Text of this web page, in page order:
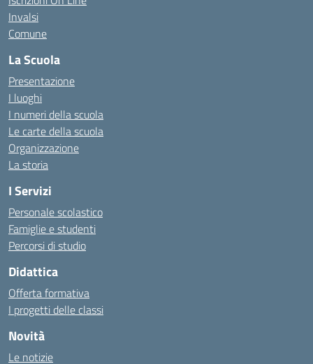
Invalsi
Comune
La Scuola
Presentazione
I luoghi
I numeri della scuola
Le carte della scuola
Organizzazione
La storia
I Servizi
Personale scolastico
Famiglie e studenti
Percorsi di studio
Didattica
Offerta formativa
I progetti delle classi
Novità
Le notizie